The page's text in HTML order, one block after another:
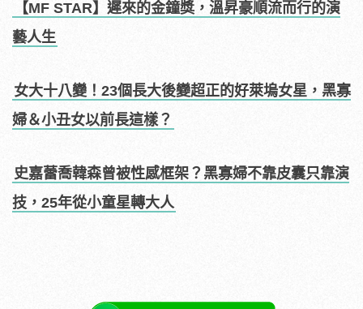
【MF STAR】遲來的金鐘獎，溫昇豪順流而行的演
藝人生
女大十八變！23個長大後變超正的好萊塢女星，黑寡
婦＆小丑女以前長這樣？
史嘉蕾喬韓森曾被性感框架？黑寡婦不靠皮囊只靠演
技，25年從小童星轉大人